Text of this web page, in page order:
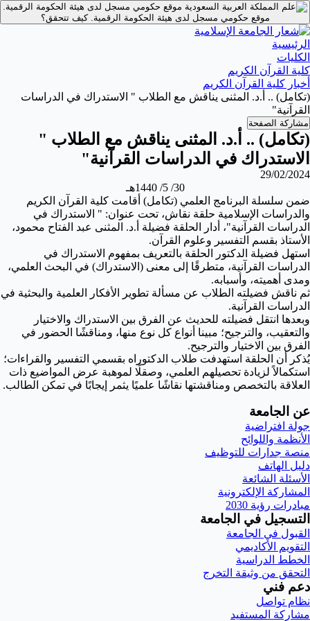
موقع حكومي مسجل لدى هيئة الحكومة الرقمية.
موقع حكومي مسجل لدى هيئة الحكومة الرقمية.كيف تتحقق؟
الرئيسية
الكليات
كلية القرآن الكريم
أخبار كلية القرآن الكريم
(تكامل) .. أ.د. المثنى يناقش مع الطلاب " الاستدراك في الدراسات
القرآنية"
مشاركة الصفحة
(تكامل) .. أ.د. المثنى يناقش مع الطلاب "
الاستدراك في الدراسات القرآنية"
29/02/2024
30/ 5/ 1440هـ
ضمن سلسلة البرنامج العلمي (تكامل) أقامت كلية القرآن الكريم
والدراسات الإسلامية حلقة نقاش، تحت عنوان: " الاستدراك في
الدراسات القرآنية"، أدار الحلقة فضيلة أ.د. المثنى عبد الفتاح محمود،
الأستاذ بقسم التفسير وعلوم القرآن.
استهل فضيلة الدكتور الحلقة بالتعريف بمفهوم الاستدراك في
الدراسات القرآنية، متطرقًا إلى معنى (الاستدراك) في البحث العلمي،
ومدى أهميته، وأسبابه.
ثم ناقش فضيلته الطلاب عن مسألة تطوير الأفكار العلمية والبحثية في
الدراسات القرآنية.
وبعدها انتقل فضيلته للحديث عن الفرق بين الاستدراك والاختيار
والتعقيب، والترجيح؛ مبينا أنواع كل نوع منها، ومناقشًا الحضور في
الفرق بين الاختيار والترجيح.
يُذكر أن الحلقة استهدفت طلاب الدكتوراه بقسمي التفسير والقراءات؛
استكمالاً لزيادة تحصيلهم العلمي، وصقلًا لموهبة عرض المواضيع ذات
العلاقة بالتخصص ومناقشتها نقاشًا علميًا يثمر إيجابًا في تمكن الطالب.
عن الجامعة
جولة افتراضية
الأنظمة واللوائح
منصة جدارات للتوظيف
دليل الهاتف
الأسئلة الشائعة
المشاركة الإلكترونية
مبادرات رؤية 2030
التسجيل في الجامعة
القبول في الجامعة
التقويم الأكاديمي
الخطط الدراسية
التحقق من وثيقة التخرج
دعم فني
نظام تواصل
مشاركة المستفيد